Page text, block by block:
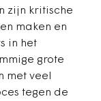
zijn kritische
maken en
in het
grote
met veel
tegen de